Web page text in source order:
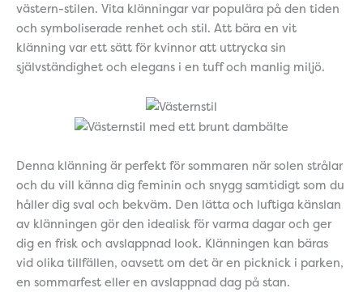
västern-stilen. Vita klänningar var populära på den tiden
och symboliserade renhet och stil. Att bära en vit
klänning var ett sätt för kvinnor att uttrycka sin
självständighet och elegans i en tuff och manlig miljö.
Denna klänning är perfekt för sommaren när solen strålar
och du vill känna dig feminin och snygg samtidigt som du
håller dig sval och bekväm. Den lätta och luftiga känslan
av klänningen gör den idealisk för varma dagar och ger
dig en frisk och avslappnad look. Klänningen kan bäras
vid olika tillfällen, oavsett om det är en picknick i parken,
en sommarfest eller en avslappnad dag på stan.